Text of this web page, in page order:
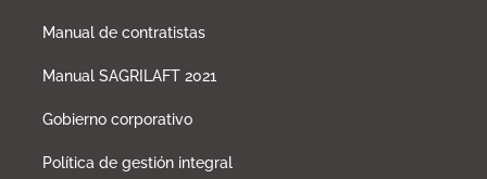
Manual de contratistas
Manual SAGRILAFT 2021
Gobierno corporativo
Política de gestión integral